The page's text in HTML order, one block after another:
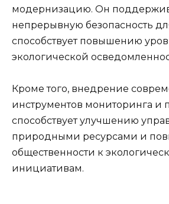
модернизацию. Он
непрерывную безопасность
способствует повышению
экологической
Кроме того, внедрение
инструментов мониторинга и
способствует улучшению
природными ресурсами и
общественности к
инициативам.